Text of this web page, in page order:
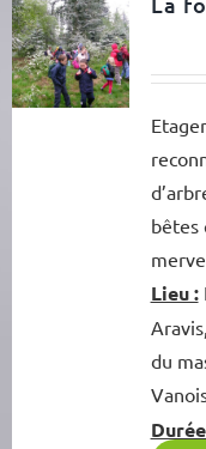
bêtes
Lieu :
du